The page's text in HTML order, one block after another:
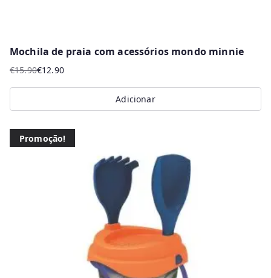
Mochila de praia com acessórios mondo minnie
€15.90
O
preço
original
€15.90.
€12.90
O
preço
atual
€12.90.
Adicionar
Promoção!